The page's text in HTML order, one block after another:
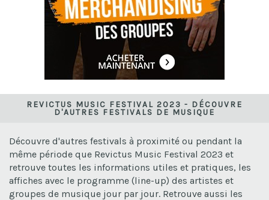
REVICTUS MUSIC FESTIVAL 2023 - DÉCOUVRE
D'AUTRES FESTIVALS DE MUSIQUE
Découvre d'autres festivals à proximité ou pendant la
même période que Revictus Music Festival 2023 et
retrouve toutes les informations utiles et pratiques, les
affiches avec le programme (line-up) des artistes et
groupes de musique jour par jour. Retrouve aussi les